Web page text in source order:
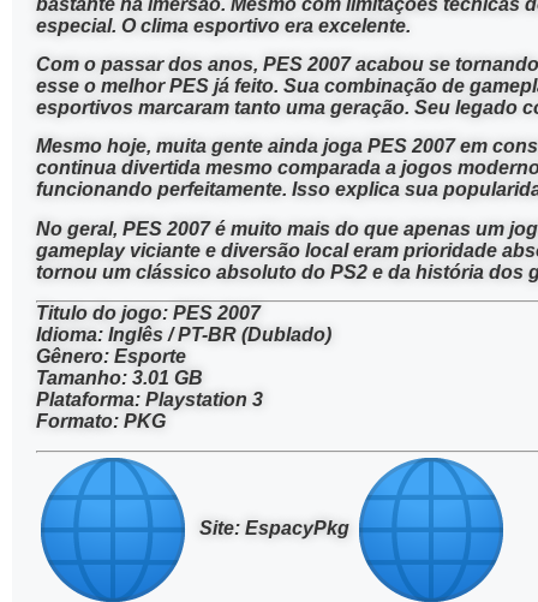
especial. O clima esportivo era excelente.
Com o passar dos anos, PES 2007 acabou se
esse o melhor PES já feito. Sua combinação de
esportivos marcaram tanto uma geração. Seu legado
Mesmo hoje, muita gente ainda joga PES 2007 em
continua divertida mesmo comparada a jogos
funcionando perfeitamente. Isso explica sua
No geral, PES 2007 é muito mais do que apenas um
gameplay viciante e diversão local eram prioridade
tornou um clássico absoluto do PS2 e da história dos
Titulo do jogo: PES 2007
Idioma: Inglês / PT-BR (Dublado)
Gênero: Esporte
Tamanho: 3.01 GB
Plataforma: Playstation 3
Formato: PKG
Site: EspacyPkg